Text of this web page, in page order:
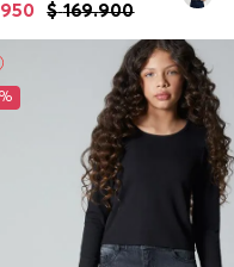
$ 169.900
950